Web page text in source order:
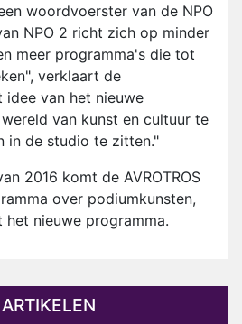
woordvoerster van de NPO
NPO 2 richt zich op minder
meer programma's die tot
verklaart de
van het nieuwe
van kunst en cultuur te
in de studio te zitten."
2016 komt de AVROTROS
over podiumkunsten,
nieuwe programma.